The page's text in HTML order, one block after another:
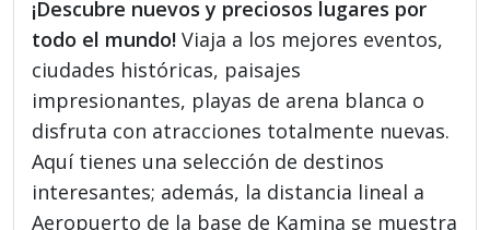
¡Descubre nuevos y preciosos lugares por
todo el mundo! Viaja a los mejores eventos,
ciudades históricas, paisajes
impresionantes, playas de arena blanca o
disfruta con atracciones totalmente nuevas.
Aquí tienes una selección de destinos
interesantes; además, la distancia lineal a
Aeropuerto de la base de Kamina se muestra